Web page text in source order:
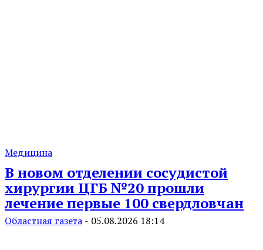
Медицина
В новом отделении сосудистой
хирургии ЦГБ №20 прошли
лечение первые 100 свердловчан
Областная газета - 05.08.2026 18:14